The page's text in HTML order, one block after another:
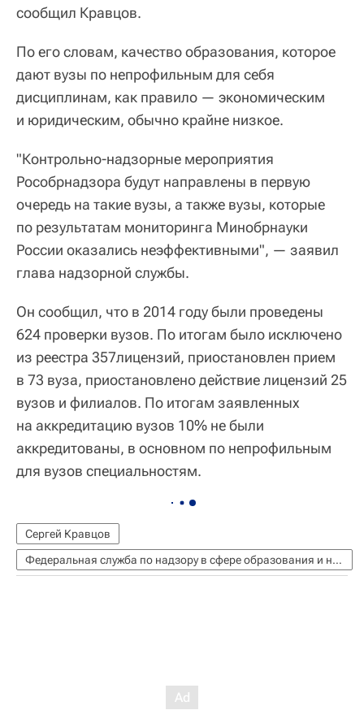
сообщил Кравцов.
По его словам, качество образования, которое
дают вузы по непрофильным для себя
дисциплинам, как правило — экономическим
и юридическим, обычно крайне низкое.
"Контрольно-надзорные мероприятия
Рособрнадзора будут направлены в первую
очередь на такие вузы, а также вузы, которые
по результатам мониторинга Минобрнауки
России оказались неэффективными", — заявил
глава надзорной службы.
Он сообщил, что в 2014 году были проведены
624 проверки вузов. По итогам было исключено
из реестра 357лицензий, приостановлен прием
в 73 вуза, приостановлено действие лицензий 25
вузов и филиалов. По итогам заявленных
на аккредитацию вузов 10% не были
аккредитованы, в основном по непрофильным
для вузов специальностям.
Сергей Кравцов
Федеральная служба по надзору в сфере образования и науки (Рособрнадзор)